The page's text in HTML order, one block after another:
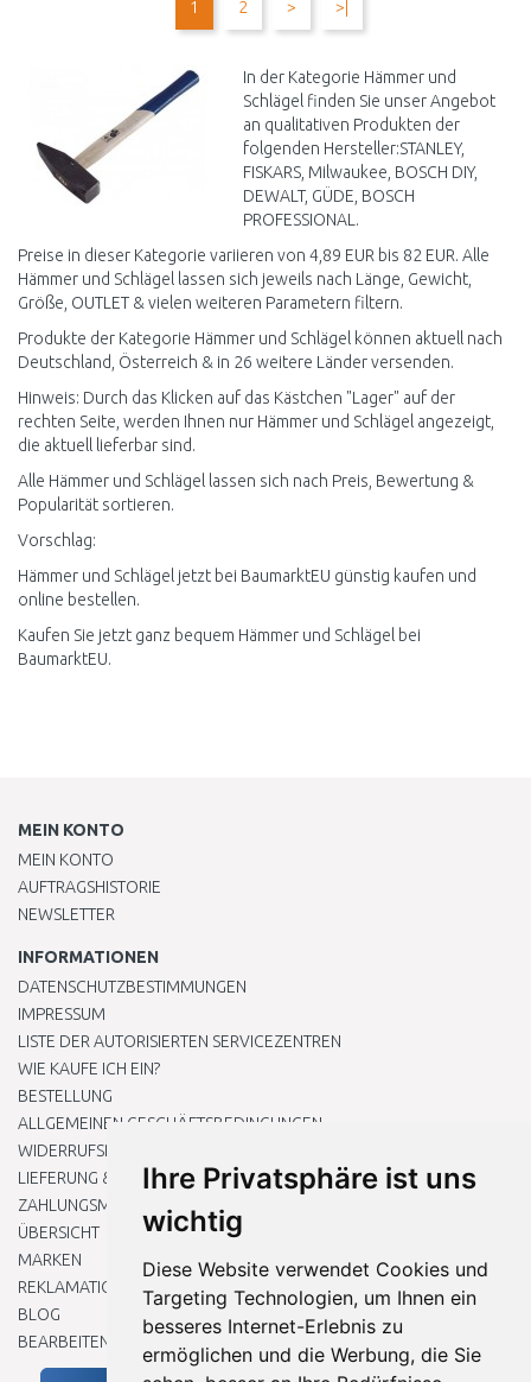
Ihre Privatsphäre ist uns
wichtig
Diese Website verwendet Cookies und
Targeting Technologien, um Ihnen ein
besseres Internet-Erlebnis zu
ermöglichen und die Werbung, die Sie
1 2 > >|
In der Kategorie Hämmer und
Schlägel finden Sie unser Angebot
an qualitativen Produkten der
folgenden Hersteller:STANLEY,
FISKARS, Milwaukee, BOSCH DIY,
DEWALT, GÜDE, BOSCH
PROFESSIONAL.
Preise in dieser Kategorie variieren von 4,89 EUR bis 82 EUR. Alle
Hämmer und Schlägel lassen sich jeweils nach Länge, Gewicht,
Größe, OUTLET & vielen weiteren Parametern filtern.
Produkte der Kategorie Hämmer und Schlägel können aktuell nach
Deutschland, Österreich & in 26 weitere Länder versenden.
Hinweis: Durch das Klicken auf das Kästchen "Lager" auf der
rechten Seite, werden Ihnen nur Hämmer und Schlägel angezeigt,
die aktuell lieferbar sind.
Alle Hämmer und Schlägel lassen sich nach Preis, Bewertung &
Popularität sortieren.
Vorschlag:
Hämmer und Schlägel jetzt bei BaumarktEU günstig kaufen und
online bestellen.
Kaufen Sie jetzt ganz bequem Hämmer und Schlägel bei
BaumarktEU.
MEIN KONTO
MEIN KONTO
AUFTRAGSHISTORIE
NEWSLETTER
INFORMATIONEN
DATENSCHUTZBESTIMMUNGEN
IMPRESSUM
LISTE DER AUTORISIERTEN SERVICEZENTREN
WIE KAUFE ICH EIN?
BESTELLUNG
ALLGEMEINEN GESCHÄFTSBEDINGUNGEN
WIDERRUFSRECHT
LIEFERUNG & ZAHLUNG
ZAHLUNGSMETHODEN
ÜBERSICHT
MARKEN
REKLAMATIONEN UND RETOUREN
BLOG
BEARBEITEN SIE MEINE COOKIE-EINSTELLUNGEN